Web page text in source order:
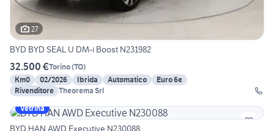
27
BYD BYD SEAL U DM-i Boost N231982
32.500 €Torino(TO)
Km0
02/2026 Ibrida Automatico
Euro 6e
Rivenditore Theorema Srl
Vetrina
BYD HAN AWD Executive N230088